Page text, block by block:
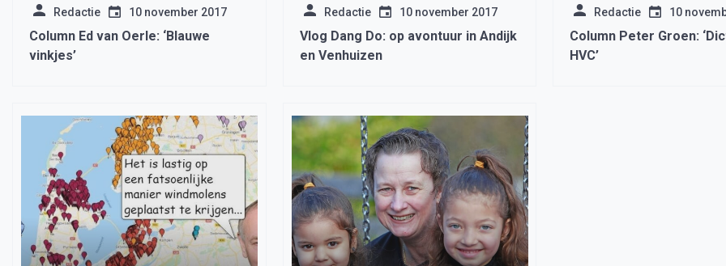
Redactie 10 november 2017
Column Ed van Oerle: ‘Blauwe
vinkjes’
Redactie 10 november 2017
Vlog Dang Do: op avontuur in Andijk
en Venhuizen
Redactie 10
Column Peter Groen:
HVC’